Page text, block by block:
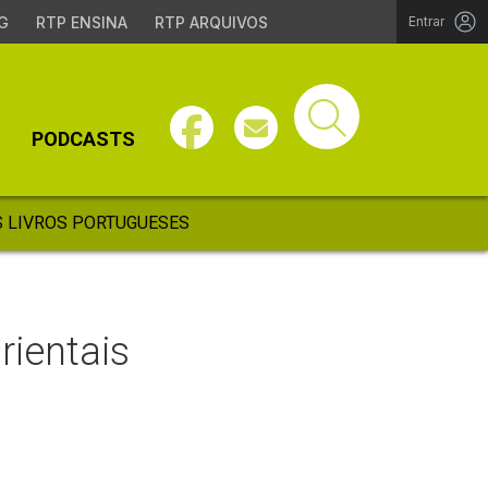
RTP ENSINA RTP ARQUIVOS Entrar
PODCASTS
LIVROS PORTUGUESES